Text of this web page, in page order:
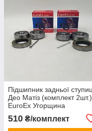
Підшипник задньої
Део Матіз (комплект 2шт.)
EuroEx Угорщина
510 ₴/комплект